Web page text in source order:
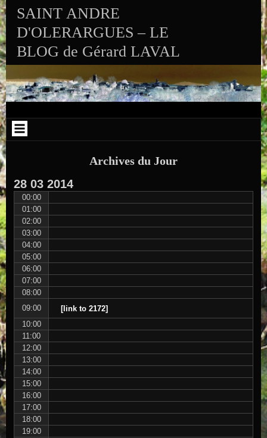
Skip to VISITS_COUNTER_WIDGET
SAINT ANDRE
D'OLERARGUES – LE
BLOG de Gérard LAVAL
Archives du Jour
28 03 2014
00:00
01:00
02:00
03:00
04:00
05:00
06:00
07:00
08:00
09:00
[link to 2172]
10:00
11:00
12:00
13:00
14:00
15:00
16:00
17:00
18:00
19:00